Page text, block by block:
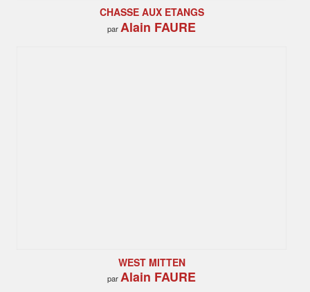
CHASSE AUX ETANGS
parAlain FAURE
WEST MITTEN
parAlain FAURE